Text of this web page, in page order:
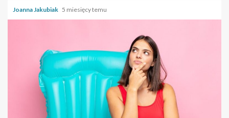
Joanna Jakubiak 5 miesięcy temu